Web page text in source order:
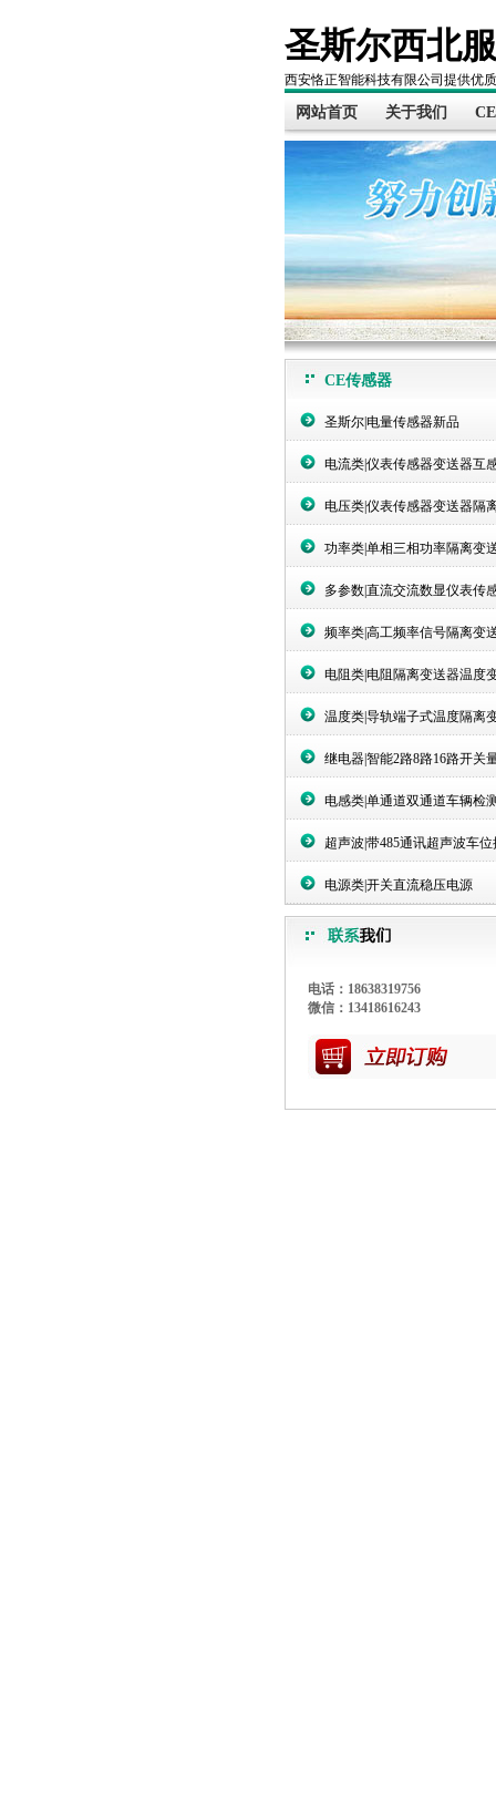
圣斯尔西北
西安恪正智能科技有限公司提供优
网站首页 关于我们
CE传感器
圣斯尔|电量传感器新品
电流类|仪表传感器变送器互
电压类|仪表传感器变送器隔
功率类|单相三相功率隔离变
多参数|直流交流数显仪表传
频率类|高工频率信号隔离变
电阻类|电阻隔离变送器温度
温度类|导轨端子式温度隔离
继电器|智能2路8路16路开关
电感类|单通道双通道车辆检
超声波|带485通讯超声波车
电源类|开关直流稳压电源
电话：18638319756
微信：13418616243